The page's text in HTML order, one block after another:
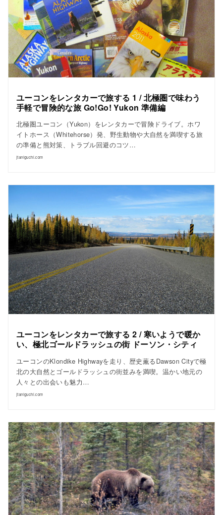
ユーコンをレンタカーで旅する 1 / 北極圏で味わう
手軽で冒険的な旅 Go!Go! Yukon 準備編
北極圏ユーコン（Yukon）をレンタカーで冒険ドライブ。ホワ
イトホース（Whitehorse）発、野生動物や大自然を満喫する旅
の準備と熊対策、トラブル回避のコツ…
jtaniguchi.com
ユーコンをレンタカーで旅する 2 / 寒いようで暖か
い、極北ゴールドラッシュの街 ドーソン・シティ
ユーコンのKlondike Highwayを走り、歴史薫るDawson Cityで極
北の大自然とゴールドラッシュの街並みを満喫。温かい地元の
人々との出会いも魅力…
jtaniguchi.com